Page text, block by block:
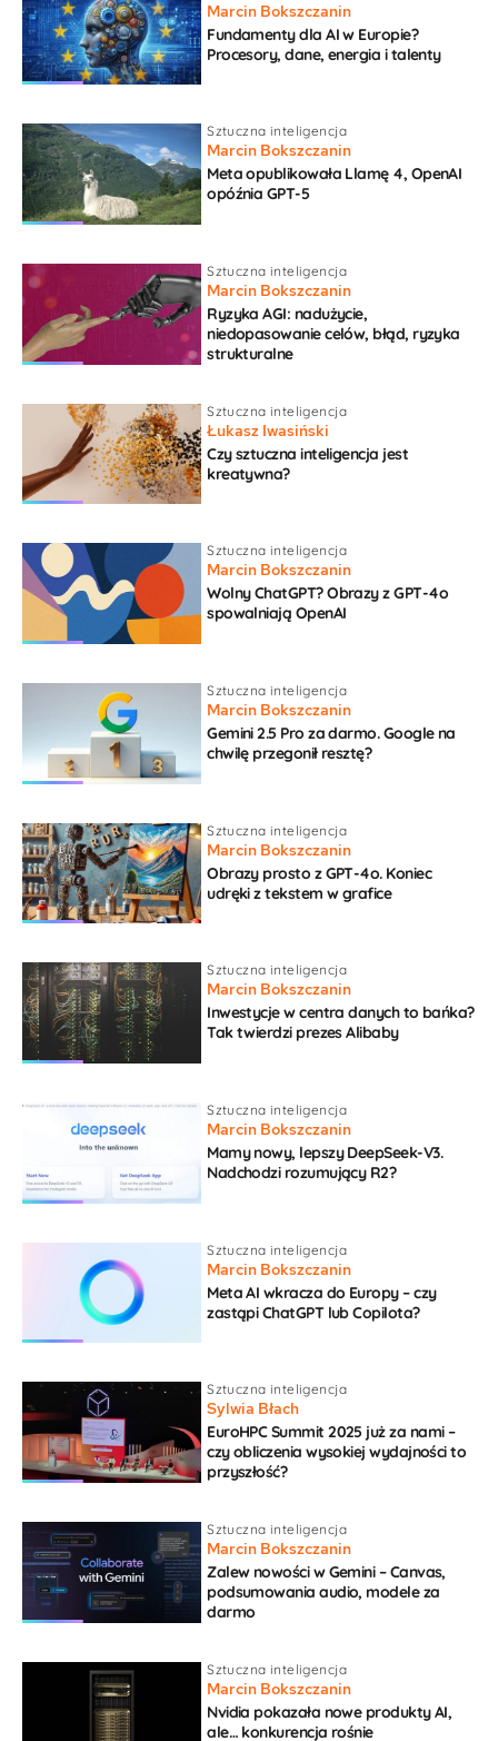
Marcin Bokszczanin
Fundamenty dla AI w Europie?
Procesory, dane, energia i talenty
Sztuczna inteligencja
Marcin Bokszczanin
Meta opublikowała Llamę 4, OpenAI
opóźnia GPT-5
Sztuczna inteligencja
Marcin Bokszczanin
Ryzyka AGI: nadużycie,
niedopasowanie celów, błąd, ryzyka
strukturalne
Sztuczna inteligencja
Łukasz Iwasiński
Czy sztuczna inteligencja jest
kreatywna?
Sztuczna inteligencja
Marcin Bokszczanin
Wolny ChatGPT? Obrazy z GPT-4o
spowalniają OpenAI
Sztuczna inteligencja
Marcin Bokszczanin
Gemini 2.5 Pro za darmo. Google na
chwilę przegonił resztę?
Sztuczna inteligencja
Marcin Bokszczanin
Obrazy prosto z GPT-4o. Koniec
udręki z tekstem w grafice
Sztuczna inteligencja
Marcin Bokszczanin
Inwestycje w centra danych to bańka?
Tak twierdzi prezes Alibaby
Sztuczna inteligencja
Marcin Bokszczanin
Mamy nowy, lepszy DeepSeek-V3.
Nadchodzi rozumujący R2?
Sztuczna inteligencja
Marcin Bokszczanin
Meta AI wkracza do Europy – czy
zastąpi ChatGPT lub Copilota?
Sztuczna inteligencja
Sylwia Błach
EuroHPC Summit 2025 już za nami –
czy obliczenia wysokiej wydajności to
przyszłość?
Sztuczna inteligencja
Marcin Bokszczanin
Zalew nowości w Gemini – Canvas,
podsumowania audio, modele za
darmo
Sztuczna inteligencja
Marcin Bokszczanin
Nvidia pokazała nowe produkty AI,
ale… konkurencja rośnie